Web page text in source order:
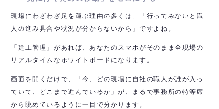
現場にわざわざ足を運ぶ理由の多くは、「行ってみないと職
人の進み具合や状況が分からないから」ですよね。
「建工管理」があれば、あなたのスマホがそのまま全現場の
リアルタイムなホワイトボードになります。
画面を開くだけで、「今、どの現場に自社の職人が誰が入っ
ていて、どこまで進んでいるか」が、まるで事務所の特等席
から眺めているように一目で分かります。